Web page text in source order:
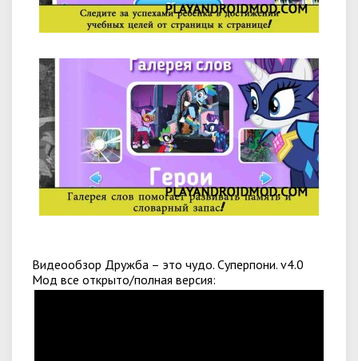
Видеообзор Дружба – это чудо. Суперпони. v4.0
Мод все открыто/полная версия: